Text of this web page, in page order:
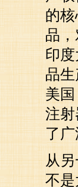
的
品
印
品
美
注
了
从
不